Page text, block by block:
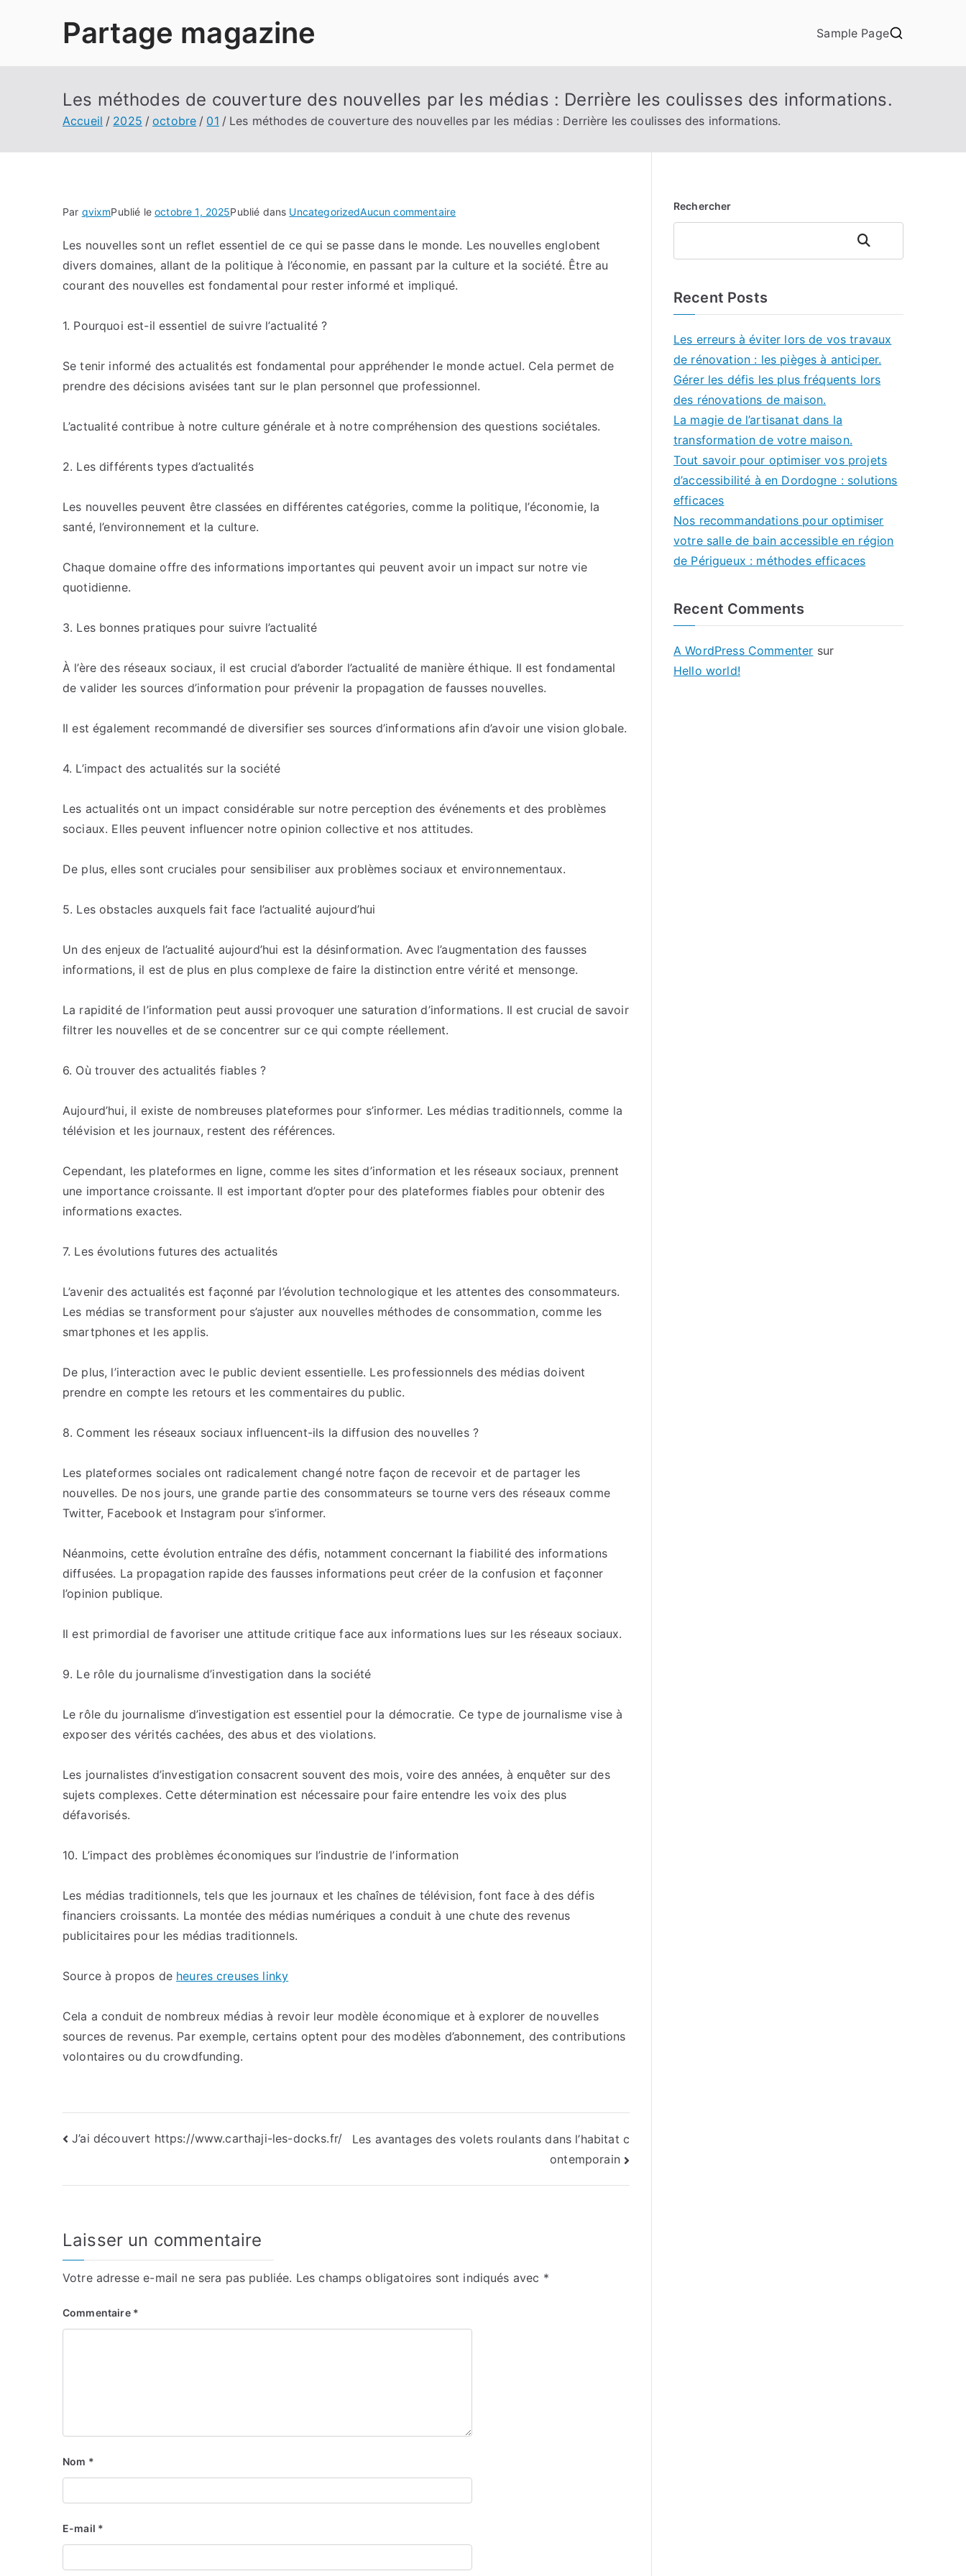
Partage magazine Sample Page
Les méthodes de couverture des nouvelles par les médias : Derrière les coulisses des informations.
Accueil 2025 octobre 01 Les méthodes de couverture des nouvelles par les médias : Derrière les coulisses des informations.
Par qvixmPublié leoctobre 1, 2025Publié dans UncategorizedAucun commentairesur
méthodes
de
médias
:
les
Les nouvelles sont un reflet essentiel de ce qui se passe dans le monde. Les nouvelles englobent
divers domaines, allant de la politique à l’économie, en passant par la culture et la société. Être au
courant des nouvelles est fondamental pour rester informé et impliqué.
1. Pourquoi est-il essentiel de suivre l’actualité ?
Se tenir informé des actualités est fondamental pour appréhender le monde actuel. Cela permet de
prendre des décisions avisées tant sur le plan personnel que professionnel.
L’actualité contribue à notre culture générale et à notre compréhension des questions sociétales.
2. Les différents types d’actualités
Les nouvelles peuvent être classées en différentes catégories, comme la politique, l’économie, la
santé, l’environnement et la culture.
Chaque domaine offre des informations importantes qui peuvent avoir un impact sur notre vie
quotidienne.
3. Les bonnes pratiques pour suivre l’actualité
À l’ère des réseaux sociaux, il est crucial d’aborder l’actualité de manière éthique. Il est fondamental
de valider les sources d’information pour prévenir la propagation de fausses nouvelles.
Il est également recommandé de diversifier ses sources d’informations afin d’avoir une vision globale.
4. L’impact des actualités sur la société
Les actualités ont un impact considérable sur notre perception des événements et des problèmes
sociaux. Elles peuvent influencer notre opinion collective et nos attitudes.
De plus, elles sont cruciales pour sensibiliser aux problèmes sociaux et environnementaux.
5. Les obstacles auxquels fait face l’actualité aujourd’hui
Un des enjeux de l’actualité aujourd’hui est la désinformation. Avec l’augmentation des fausses
informations, il est de plus en plus complexe de faire la distinction entre vérité et mensonge.
La rapidité de l’information peut aussi provoquer une saturation d’informations. Il est crucial de savoir
filtrer les nouvelles et de se concentrer sur ce qui compte réellement.
6. Où trouver des actualités fiables ?
Aujourd’hui, il existe de nombreuses plateformes pour s’informer. Les médias traditionnels, comme la
télévision et les journaux, restent des références.
Cependant, les plateformes en ligne, comme les sites d’information et les réseaux sociaux, prennent
une importance croissante. Il est important d’opter pour des plateformes fiables pour obtenir des
informations exactes.
7. Les évolutions futures des actualités
L’avenir des actualités est façonné par l’évolution technologique et les attentes des consommateurs.
Les médias se transforment pour s’ajuster aux nouvelles méthodes de consommation, comme les
smartphones et les applis.
De plus, l’interaction avec le public devient essentielle. Les professionnels des médias doivent
prendre en compte les retours et les commentaires du public.
8. Comment les réseaux sociaux influencent-ils la diffusion des nouvelles ?
Les plateformes sociales ont radicalement changé notre façon de recevoir et de partager les
nouvelles. De nos jours, une grande partie des consommateurs se tourne vers des réseaux comme
Twitter, Facebook et Instagram pour s’informer.
Néanmoins, cette évolution entraîne des défis, notamment concernant la fiabilité des informations
diffusées. La propagation rapide des fausses informations peut créer de la confusion et façonner
l’opinion publique.
Il est primordial de favoriser une attitude critique face aux informations lues sur les réseaux sociaux.
9. Le rôle du journalisme d’investigation dans la société
Le rôle du journalisme d’investigation est essentiel pour la démocratie. Ce type de journalisme vise à
exposer des vérités cachées, des abus et des violations.
Les journalistes d’investigation consacrent souvent des mois, voire des années, à enquêter sur des
sujets complexes. Cette détermination est nécessaire pour faire entendre les voix des plus
défavorisés.
10. L’impact des problèmes économiques sur l’industrie de l’information
Les médias traditionnels, tels que les journaux et les chaînes de télévision, font face à des défis
financiers croissants. La montée des médias numériques a conduit à une chute des revenus
publicitaires pour les médias traditionnels.
Source à propos de heures creuses linky
Cela a conduit de nombreux médias à revoir leur modèle économique et à explorer de nouvelles
sources de revenus. Par exemple, certains optent pour des modèles d’abonnement, des contributions
volontaires ou du crowdfunding.
Navigation
J’ai découvert https://www.carthaji-les-docks.fr/
Les avantages des volets roulants dans l’habitat c
ontemporain
Laisser un commentaire
Votre adresse e-mail ne sera pas publiée. Les champs obligatoires sont indiqués avec *
Commentaire *
Nom *
E-mail *
Rechercher
Rechercher
Recent Posts
Les erreurs à éviter lors de vos travaux
de rénovation : les pièges à anticiper.
Gérer les défis les plus fréquents lors
des rénovations de maison.
La magie de l’artisanat dans la
transformation de votre maison.
Tout savoir pour optimiser vos projets
d’accessibilité à en Dordogne : solutions
efficaces
Nos recommandations pour optimiser
votre salle de bain accessible en région
de Périgueux : méthodes efficaces
Recent Comments
A WordPress Commenter sur
Hello world!